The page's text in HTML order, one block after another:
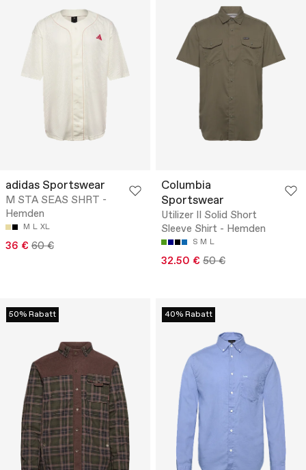
adidas Sportswear
M STA SEAS SHRT -
Hemden
M L XL
36 € 60 €
Columbia
Sportswear
Utilizer II Solid Short
Sleeve Shirt - Hemden
S M L
32.50 € 50 €
50% Rabatt 40% Rabatt